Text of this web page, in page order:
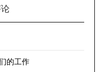
的工作